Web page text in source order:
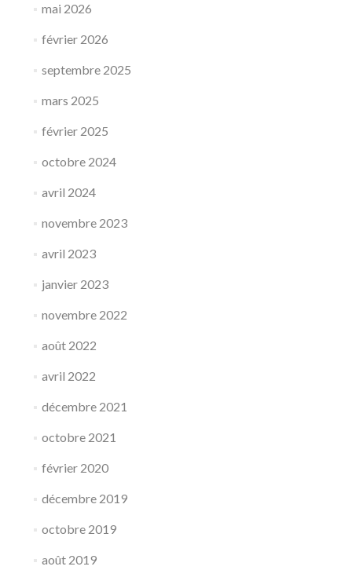
mai 2026
février 2026
septembre 2025
mars 2025
février 2025
octobre 2024
avril 2024
novembre 2023
avril 2023
janvier 2023
novembre 2022
août 2022
avril 2022
décembre 2021
octobre 2021
février 2020
décembre 2019
octobre 2019
août 2019